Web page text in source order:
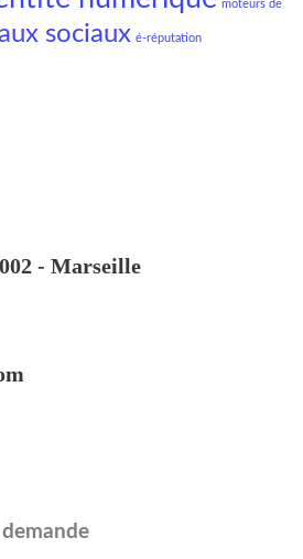
moteurs de
sociaux é-réputation
- Marseille